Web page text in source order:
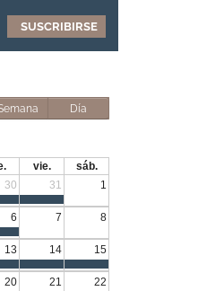
Día
vie.
sáb.
30 31 1
6 7 8
13 14 15
20 21 22